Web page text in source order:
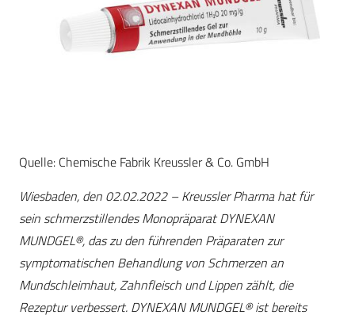
Quelle: Chemische Fabrik Kreussler & Co. GmbH
Wiesbaden, den 02.02.2022 – Kreussler Pharma hat für
sein schmerzstillendes Monopräparat DYNEXAN
MUNDGEL®, das zu den führenden Präparaten zur
symptomatischen Behandlung von Schmerzen an
Mundschleimhaut, Zahnfleisch und Lippen zählt, die
Rezeptur verbessert. DYNEXAN MUNDGEL® ist bereits